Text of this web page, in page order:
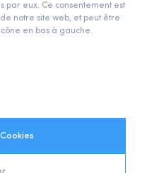
par eux. Ce consentement est
notre site web, et peut être
en bas à gauche.